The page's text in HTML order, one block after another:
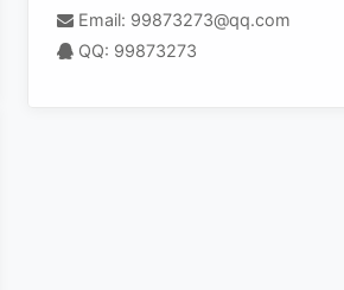
Email: 99873273@qq.com
QQ: 99873273